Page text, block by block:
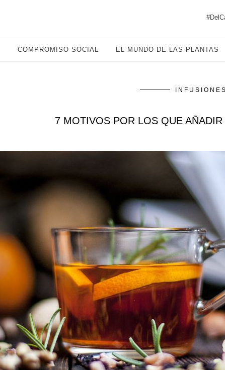
COMPROMISO SOCIAL EL MUNDO DE LAS PLANTAS
INFUSIONES
7 MOTIVOS POR LOS QUE